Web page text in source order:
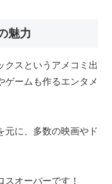
魅力
クスというアメコミ出
ゲームも作るエンタメ
元に、多数の映画やド
オーバーです！